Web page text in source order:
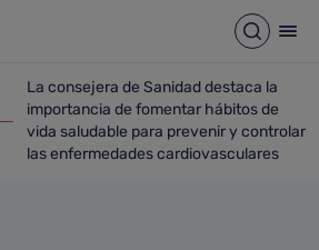
Abrir
opciones del camino de migas
a La consejera de Sanidad destaca
La consejera de Sanidad destaca la
importancia de fomentar hábitos de
vida saludable para prevenir y controlar
las enfermedades cardiovasculares